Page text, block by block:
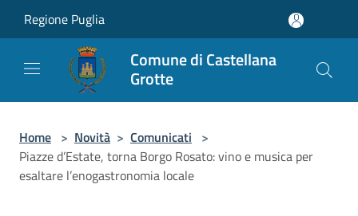
Regione Puglia
Comune di Castellana
Grotte
Home > Novità > Comunicati >
Piazze d’Estate, torna Borgo Rosato: vino e musica per
esaltare l’enogastronomia locale